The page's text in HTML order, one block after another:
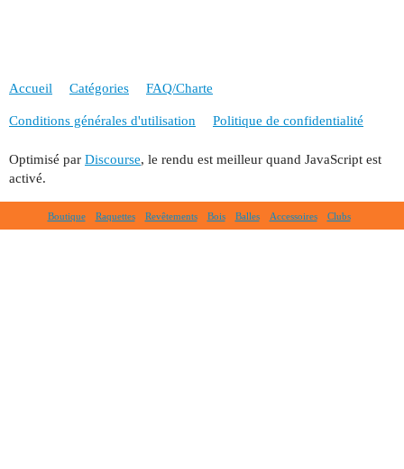
Accueil Catégories FAQ/Charte
Conditions générales d'utilisation Politique de confidentialité
Optimisé par Discourse, le rendu est meilleur quand JavaScript est
activé.
Boutique Raquettes Revêtements Bois Balles Accessoires Clubs